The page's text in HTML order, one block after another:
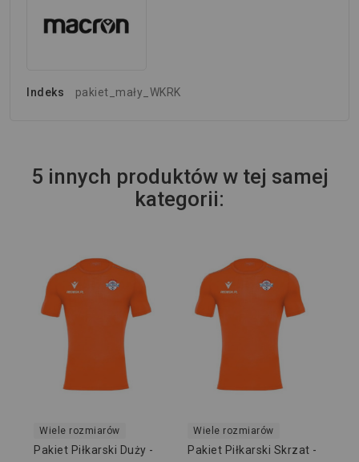
Indeks pakiet_mały_WKRK
5 innych produktów w tej samej
kategorii:
Wiele rozmiarów
Pakiet Piłkarski Duży -
Wiele rozmiarów
Pakiet Piłkarski Skrzat -